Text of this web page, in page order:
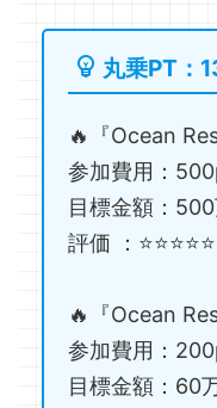
丸乗PT：
🔥『Ocean
参加費用：
目標金額：
評価 ：⭐️⭐️⭐️⭐️⭐️
🔥『Ocean
参加費用：
目標金額：60